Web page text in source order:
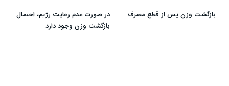
بازگشت وزن پس از قطع مصرف
در صورت عدم رعایت رژیم، احتمال
بازگشت وزن وجود دارد